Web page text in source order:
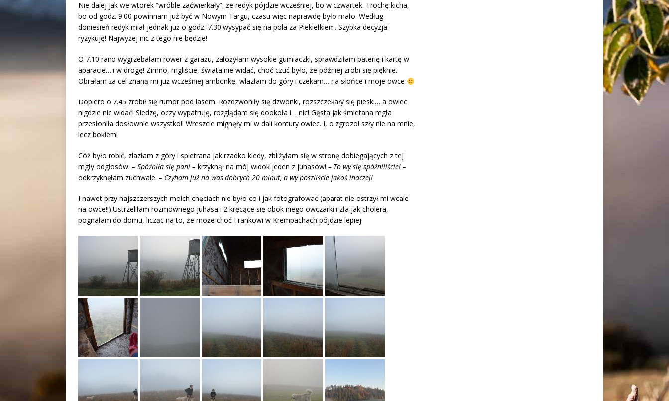
Nie dalej jak we wtorek “wróble zaćwierkały”, że redyk pójdzie wcześniej, bo w czwartek. Trochę kicha,
bo od godz. 9.00 powinnam już być w Nowym Targu, czasu więc naprawdę było mało. Według
doniesień redyk miał jednak już o godz. 7.30 wysypać się na pola za Piekiełkiem. Szybka decyzja:
ryzykuję! Najwyżej nic z tego nie będzie!
O 7.10 rano wygrzebałam rower z garażu, założyłam wysokie gumiaczki, sprawdziłam baterię i kartę w
aparacie… i w drogę! Zimno, mgliście, świata nie widać, choć czuć było, że później zrobi się pięknie.
Obrałam za cel znaną mi już wcześniej ambonkę, wlazłam do góry i czekam… na słońce i moje owce
Dopiero o 7.45 zrobił się rumor pod lasem. Rozdzwoniły się dzwonki, rozszczekały się pieski… a owiec
nigdzie nie widać! Siedzę, oczy wypatruję, rozglądam się dookoła i… nic! Gęsta jak śmietana mgła
przesłoniła dosłownie wszystko!! Wreszcie mignęły mi w dali kontury owiec. I, o zgrozo! szły nie na mnie,
lecz bokiem!
Cóż było robić, zlazłam z góry i spietrana jak rzadko kiedy, zbliżyłam się w stronę dobiegających z tej
mgły odgłosów. – Spóźniła się pani – krzyknął na mój widok jeden z juhasów! – To wy się spóźniliście! –
odkrzyknęłam zuchwale. – Czyham już na was dobrych 20 minut, a wy poszliście jakoś inaczej!
I nawet przy najszczerszych moich chęciach nie było co i jak fotografować (aparat nie ostrzył mi wcale
na owce!!) Ustrzeliłam rozmownego juhasa i 2 kręcące się obok niego owczarki i zła jak cholera,
pognałam do domu, licząc na to, że może choć Frankowi w Krempachach pójdzie lepiej.